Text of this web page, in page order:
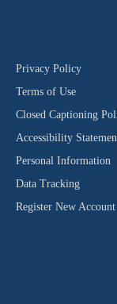
Privacy Policy
Terms of Use
Closed Captioning
Accessibility
Personal Information
Data Tracking
Register New Account